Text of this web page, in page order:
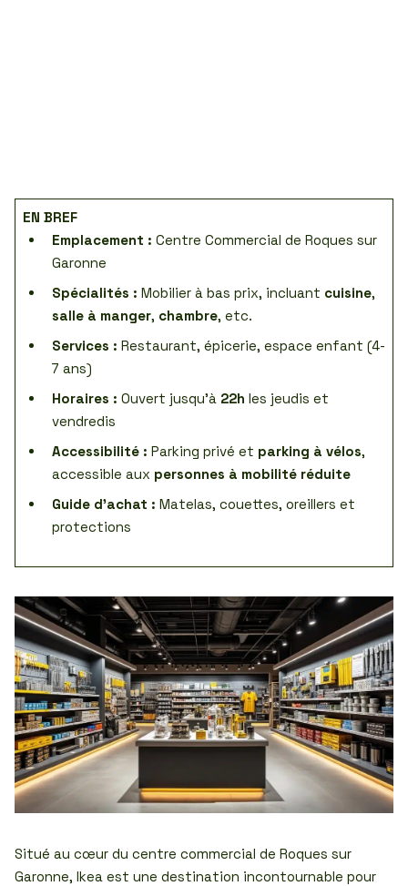
EN BREF
Emplacement : Centre Commercial de Roques sur
Garonne
Spécialités : Mobilier à bas prix, incluant cuisine,
salle à manger, chambre, etc.
Services : Restaurant, épicerie, espace enfant (4-
7 ans)
Horaires : Ouvert jusqu’à 22h les jeudis et
vendredis
Accessibilité : Parking privé et parking à vélos,
accessible aux personnes à mobilité réduite
Guide d’achat : Matelas, couettes, oreillers et
protections
Situé au cœur du centre commercial de Roques sur
Garonne, Ikea est une destination incontournable pour